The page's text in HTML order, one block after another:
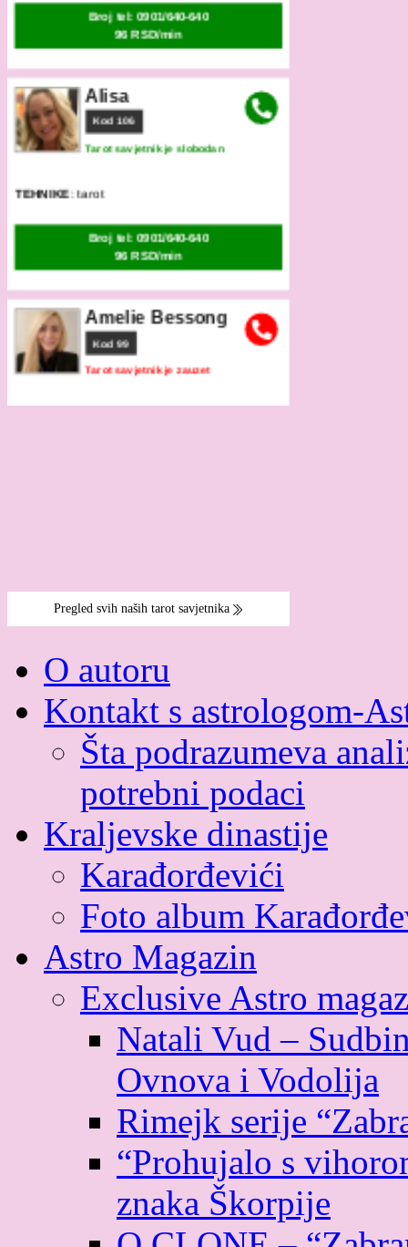
O autoru
Kontakt s astrologom-
Šta podrazumeva
potrebni podaci
Kraljevske dinastije
Karađorđevići
Foto album
Astro Magazin
Exclusive Astro
Natali Vud –
Ovnova i Vodolija
Rimejk serije
“Prohujalo s
znaka Škorpije